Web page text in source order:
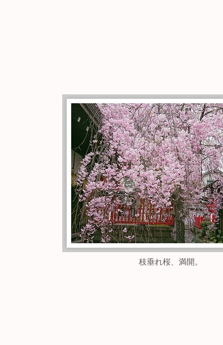
枝垂れ桜、満開。